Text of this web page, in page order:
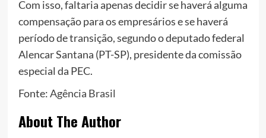
Com isso, faltaria apenas decidir se haverá alguma
compensação para os empresários e se haverá
período de transição, segundo o deputado federal
Alencar Santana (PT-SP), presidente da comissão
especial da PEC.
Fonte:Agência Brasil
About The Author